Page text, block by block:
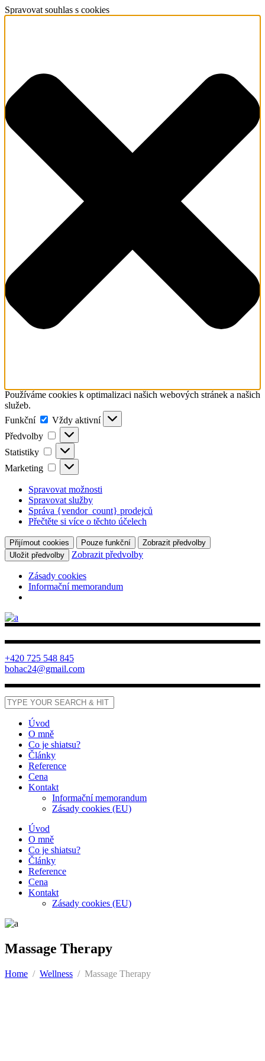
Spravovat souhlas s cookies
Používáme cookies k optimalizaci našich webových stránek a našich
služeb.
Funkční
Funkční
Vždy aktivní
Předvolby
Předvolby
Statistiky Statistiky
Marketing Marketing
Spravovat možnosti
Spravovat služby
Správa {vendor_count} prodejců
Přečtěte si více o těchto účelech
Přijímout cookies Pouze funkční
Zobrazit předvolby
Uložit předvolby
Zobrazit předvolby
Zásady cookies
Informační memorandum
+420 725 548 845
bohac24@gmail.com
Úvod
O mně
Co je shiatsu?
Články
Reference
Cena
Kontakt
Informační memorandum
Zásady cookies (EU)
Úvod
O mně
Co je shiatsu?
Články
Reference
Cena
Kontakt
Zásady cookies (EU)
Massage Therapy
Home / Wellness / Massage Therapy